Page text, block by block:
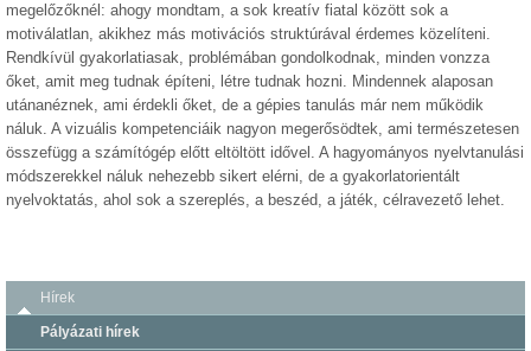
megelőzőknél: ahogy mondtam, a sok kreatív fiatal között sok a
motiválatlan, akikhez más motivációs struktúrával érdemes közelíteni.
Rendkívül gyakorlatiasak, problémában gondolkodnak, minden vonzza
őket, amit meg tudnak építeni, létre tudnak hozni. Mindennek alaposan
utánanéznek, ami érdekli őket, de a gépies tanulás már nem működik
náluk. A vizuális kompetenciáik nagyon megerősödtek, ami természetesen
összefügg a számítógép előtt eltöltött idővel. A hagyományos nyelvtanulási
módszerekkel náluk nehezebb sikert elérni, de a gyakorlatorientált
nyelvoktatás, ahol sok a szereplés, a beszéd, a játék, célravezető lehet.
Hírek
Pályázati hírek